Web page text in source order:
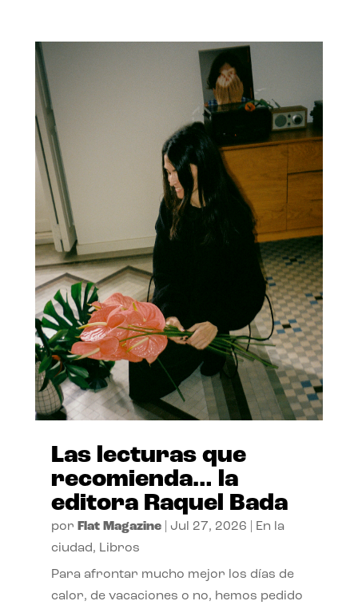
Las lecturas que
recomienda… la
editora Raquel Bada
por Flat Magazine| Jul 27, 2026
En la
ciudad, Libros
Para afrontar mucho mejor los días de
calor, de vacaciones o no, hemos pedido